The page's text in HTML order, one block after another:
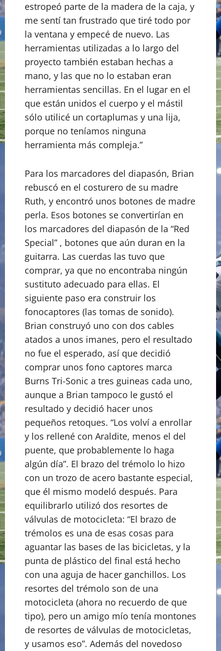
estropeó parte de la madera de la caja, y
me sentí tan frustrado que tiré todo por
la ventana y empecé de nuevo. Las
herramientas utilizadas a lo largo del
proyecto también estaban hechas a
mano, y las que no lo estaban eran
herramientas sencillas. En el lugar en el
que están unidos el cuerpo y el mástil
sólo utilicé un cortaplumas y una lija,
porque no teníamos ninguna
herramienta más compleja.”
Para los marcadores del diapasón, Brian
rebuscó en el costurero de su madre
Ruth, y encontró unos botones de madre
perla. Esos botones se convertirían en
los marcadores del diapasón de la “Red
Special” , botones que aún duran en la
guitarra. Las cuerdas las tuvo que
comprar, ya que no encontraba ningún
sustituto adecuado para ellas. El
siguiente paso era construir los
fonocaptores (las tomas de sonido).
Brian construyó uno con dos cables
atados a unos imanes, pero el resultado
no fue el esperado, así que decidió
comprar unos fono captores marca
Burns Tri-Sonic a tres guineas cada uno,
aunque a Brian tampoco le gustó el
resultado y decidió hacer unos
pequeños retoques. “Los volví a enrollar
y los rellené con Araldite, menos el del
puente, que probablemente lo haga
algún día”. El brazo del trémolo lo hizo
con un trozo de acero bastante especial,
que él mismo modeló después. Para
equilibrarlo utilizó dos resortes de
válvulas de motocicleta: “El brazo de
trémolos es una de esas cosas para
aguantar las bases de las bicicletas, y la
punta de plástico del final está hecho
con una aguja de hacer ganchillos. Los
resortes del trémolo son de una
motocicleta (ahora no recuerdo de que
tipo), pero un amigo mío tenía montones
de resortes de válvulas de motocicletas,
y usamos eso”. Además del novedoso